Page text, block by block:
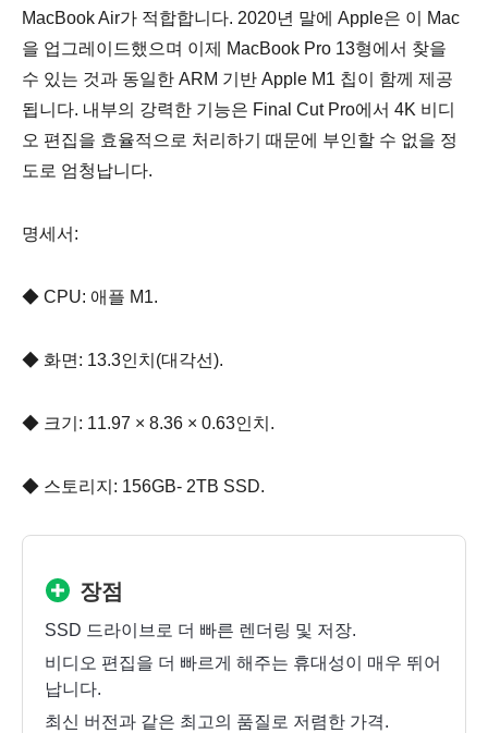
MacBook Air가 적합합니다. 2020년 말에 Apple은 이 Mac
을 업그레이드했으며 이제 MacBook Pro 13형에서 찾을
수 있는 것과 동일한 ARM 기반 Apple M1 칩이 함께 제공
됩니다. 내부의 강력한 기능은 Final Cut Pro에서 4K 비디
오 편집을 효율적으로 처리하기 때문에 부인할 수 없을 정
도로 엄청납니다.
명세서:
◆ CPU: 애플 M1.
◆ 화면: 13.3인치(대각선).
◆ 크기: 11.97 × 8.36 × 0.63인치.
◆ 스토리지: 156GB- 2TB SSD.
장점
SSD 드라이브로 더 빠른 렌더링 및 저장.
비디오 편집을 더 빠르게 해주는 휴대성이 매우 뛰어
납니다.
최신 버전과 같은 최고의 품질로 저렴한 가격.